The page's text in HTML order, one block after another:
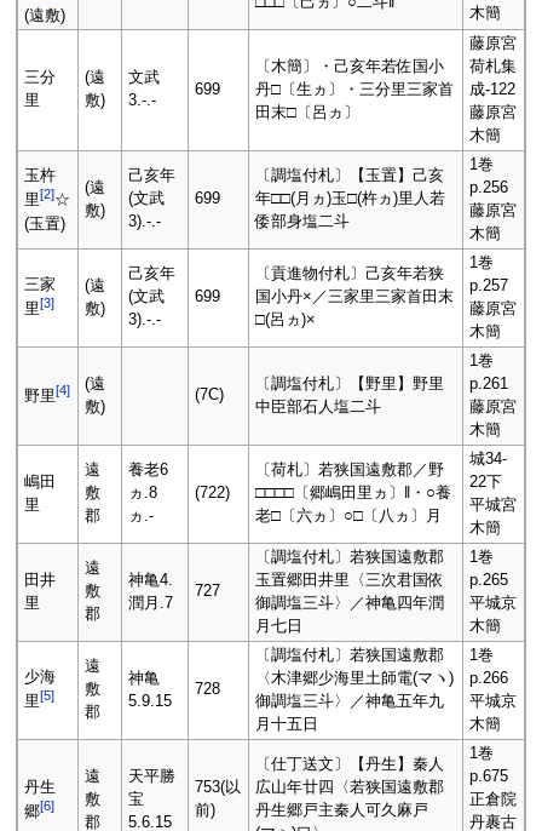
(遠敷)
木簡
三分
里
(遠
敷)
文武
3.-.-
699
〔木簡〕・己亥年若佐国小
丹□〔生ヵ〕・三分里三家首
田末□〔呂ヵ〕
藤原宮
荷札集
成-122
藤原宮
木簡
玉杵
里[2]☆
(玉置)
(遠
敷)
己亥年
(文武
3).-.-
699
〔調塩付札〕【玉置】己亥
年□□(月ヵ)玉□(杵ヵ)里人若
倭部身塩二斗
1巻
p.256
藤原宮
木簡
三家
里[3]
(遠
敷)
己亥年
(文武
3).-.-
699
〔貢進物付札〕己亥年若狭
国小丹×／三家里三家首田末
□(呂ヵ)×
1巻
p.257
藤原宮
木簡
野里[4]
(遠
敷)
(7C)
〔調塩付札〕【野里】野里
中臣部石人塩二斗
1巻
p.261
藤原宮
木簡
嶋田
里
遠
敷
郡
養老6
ヵ.8
ヵ.-
(722)
〔荷札〕若狭国遠敷郡／野
□□□□〔郷嶋田里ヵ〕‖・○養
老□〔六ヵ〕○□〔八ヵ〕月
城34-
22下
平城宮
木簡
田井
里
遠
敷
郡
神亀4.
潤月.7
727
〔調塩付札〕若狭国遠敷郡
玉置郷田井里〈三次君国依
御調塩三斗〉／神亀四年潤
月七日
1巻
p.265
平城京
木簡
少海
里[5]
遠
敷
郡
神亀
5.9.15
728
〔調塩付札〕若狭国遠敷郡
〈木津郷少海里土師電(マヽ)
御調塩三斗〉／神亀五年九
月十五日
1巻
p.266
平城京
木簡
丹生
郷[6]
遠
敷
郡
天平勝
宝
5.6.15
753(以
前)
〔仕丁送文〕【丹生】秦人
広山年廿四〈若狭国遠敷郡
丹生郷戸主秦人可久麻戸
1巻
p.675
正倉院
丹裹古